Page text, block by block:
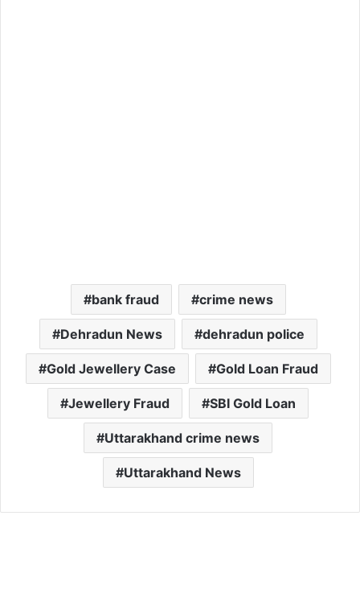
bank fraud crime news
Dehradun News dehradun police
Gold Jewellery Case Gold Loan Fraud
Jewellery Fraud SBI Gold Loan
Uttarakhand crime news
Uttarakhand News